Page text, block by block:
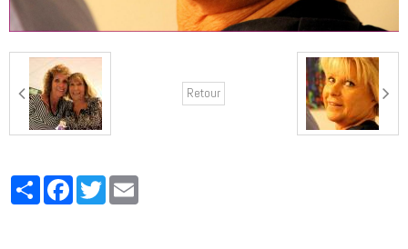
Retour
PartagerFacebookTwitter